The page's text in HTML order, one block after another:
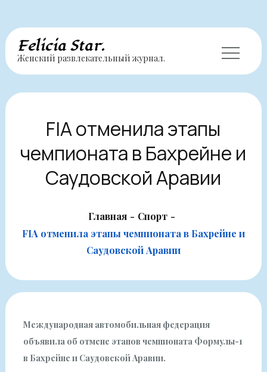
Перейти
содержимому
Felicia Star.
Женский развлекательный журнал.
FIA отменила этапы
чемпионата в Бахрейне и
Саудовской Аравии
Главная
Спорт
FIA отменила этапы чемпионата в Бахрейне и
Саудовской Аравии
Международная автомобильная федерация
объявила об отмене этапов чемпионата Формулы-1
в Бахрейне и Саудовской Аравии.